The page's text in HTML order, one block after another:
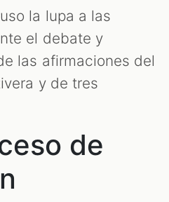
la lupa a las
el debate y
las afirmaciones del
y de tres
de